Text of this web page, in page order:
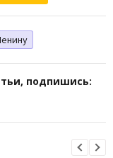
подпишись: